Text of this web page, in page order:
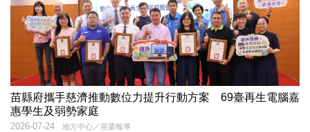
苗縣府攜手慈濟推動數位力提升行動方案 69臺再生電腦嘉
惠學生及弱勢家庭
地方中心／苗栗報導
2026-07-24